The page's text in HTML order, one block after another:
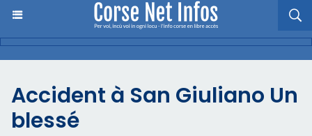
Accident à San Giuliano Un
blessé